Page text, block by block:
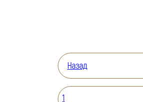
Назад
1